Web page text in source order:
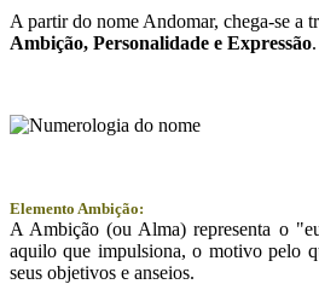
A partir do nome Andomar, chega-se a
Ambição, Personalidade e Expressão.
Elemento Ambição:
A Ambição (ou Alma) representa o
aquilo que impulsiona, o motivo pelo
seus objetivos e anseios.